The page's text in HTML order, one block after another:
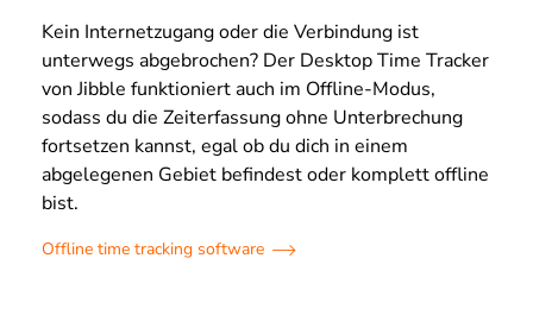
Kein Internetzugang oder die Verbindung ist
unterwegs abgebrochen? Der Desktop Time Tracker
von Jibble funktioniert auch im Offline-Modus,
sodass du die Zeiterfassung ohne Unterbrechung
fortsetzen kannst, egal ob du dich in einem
abgelegenen Gebiet befindest oder komplett offline
bist.
Offline time tracking software